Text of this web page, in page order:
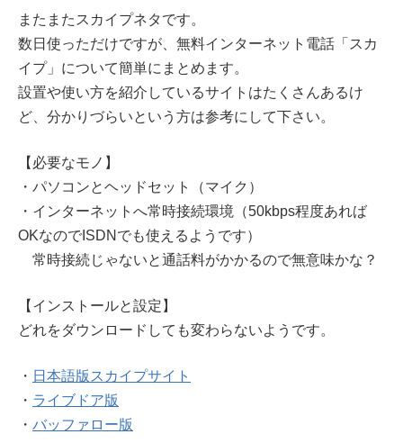
またまたスカイプネタです。
数日使っただけですが、無料インターネット電話「スカ
イプ」について簡単にまとめます。
設置や使い方を紹介しているサイトはたくさんあるけ
ど、分かりづらいという方は参考にして下さい。
【必要なモノ】
・パソコンとヘッドセット（マイク）
・インターネットへ常時接続環境（50kbps程度あれば
OKなのでISDNでも使えるようです）
常時接続じゃないと通話料がかかるので無意味かな？
【インストールと設定】
どれをダウンロードしても変わらないようです。
・ 日本語版スカイプサイト
・ ライブドア版
・ バッファロー版